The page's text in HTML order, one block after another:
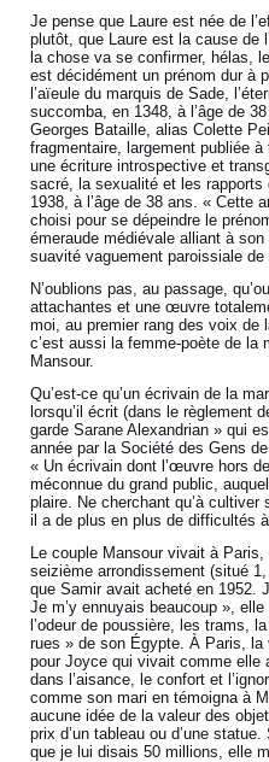
Je pense que Laure est née de
plutôt, que Laure est la cause de
la chose va se confirmer, hélas,
est décidément un prénom dur à
l’aïeule du marquis de Sade,
succomba, en 1348, à l’âge de
Georges Bataille, alias Colette
fragmentaire, largement publiée
une écriture introspective et
sacré, la sexualité et les
1938, à l’âge de 38 ans. « Cette
choisi pour se dépeindre le
émeraude médiévale alliant à
suavité vaguement paroissiale de
N’oublions pas, au passage,
attachantes et une œuvre
moi, au premier rang des voix de
c’est aussi la femme-poète de la
Mansour.
Qu’est-ce qu’un écrivain de la
lorsqu’il écrit (dans le règlement
garde Sarane Alexandrian » qui
année par la Société des Gens
« Un écrivain dont l’œuvre hors
méconnue du grand public,
plaire. Ne cherchant qu’à
il a de plus en plus de difficultés
Le couple Mansour vivait à
seizième arrondissement (situé
que Samir avait acheté en 1952.
Je m’y ennuyais beaucoup »,
l’odeur de poussière, les trams,
rues » de son Égypte. À Paris,
pour Joyce qui vivait comme elle
dans l’aisance, le confort et
comme son mari en témoigna à
aucune idée de la valeur des
prix d’un tableau ou d’une
que je lui disais 50 millions, elle